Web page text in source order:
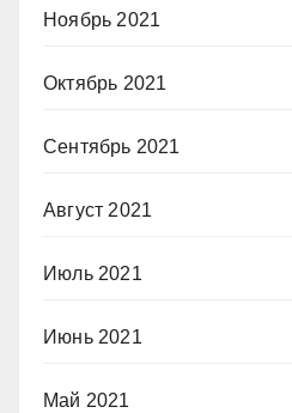
Ноябрь 2021
Октябрь 2021
Сентябрь 2021
Август 2021
Июль 2021
Июнь 2021
Май 2021